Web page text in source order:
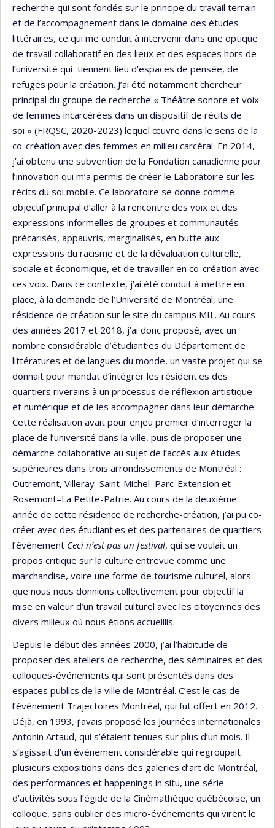
recherche qui sont fondés sur le principe du travail terrain
et de l’accompagnement dans le domaine des études
littéraires, ce qui me conduit à intervenir dans une optique
de travail collaboratif en des lieux et des espaces hors de
l’université qui tiennent lieu d’espaces de pensée, de
refuges pour la création. J’ai été notamment chercheur
principal du groupe de recherche « Théâtre sonore et voix
de femmes incarcérées dans un dispositif de récits de
soi » (FRQSC, 2020-2023) lequel œuvre dans le sens de la
co-création avec des femmes en milieu carcéral. En 2014,
j’ai obtenu une subvention de la Fondation canadienne pour
l’innovation qui m’a permis de créer le Laboratoire sur les
récits du soi mobile. Ce laboratoire se donne comme
objectif principal d’aller à la rencontre des voix et des
expressions informelles de groupes et communautés
précarisés, appauvris, marginalisés, en butte aux
expressions du racisme et de la dévaluation culturelle,
sociale et économique, et de travailler en co-création avec
ces voix. Dans ce contexte, j’ai été conduit à mettre en
place, à la demande de l’Université de Montréal, une
résidence de création sur le site du campus MIL. Au cours
des années 2017 et 2018, j’ai donc proposé, avec un
nombre considérable d’étudiant·es du Département de
littératures et de langues du monde, un vaste projet qui se
donnait pour mandat d’intégrer les résident·es des
quartiers riverains à un processus de réflexion artistique
et numérique et de les accompagner dans leur démarche.
Cette réalisation avait pour enjeu premier d’interroger la
place de l’université dans la ville, puis de proposer une
démarche collaborative au sujet de l’accès aux études
supérieures dans trois arrondissements de Montréal :
Outremont, Villeray–Saint-Michel–Parc-Extension et
Rosemont–La Petite-Patrie. Au cours de la deuxième
année de cette résidence de recherche-création, j’ai pu co-
créer avec des étudiant·es et des partenaires de quartiers
l’événement Ceci n’est pas un festival, qui se voulait un
propos critique sur la culture entrevue comme une
marchandise, voire une forme de tourisme culturel, alors
que nous nous donnions collectivement pour objectif la
mise en valeur d’un travail culturel avec les citoyen·nes des
divers milieux où nous étions accueillis.
Depuis le début des années 2000, j’ai l’habitude de
proposer des ateliers de recherche, des séminaires et des
colloques-événements qui sont présentés dans des
espaces publics de la ville de Montréal. C’est le cas de
l’événement Trajectoires Montréal, qui fut offert en 2012.
Déjà, en 1993, j’avais proposé les Journées internationales
Antonin Artaud, qui s’étaient tenues sur plus d’un mois. Il
s’agissait d’un événement considérable qui regroupait
plusieurs expositions dans des galeries d’art de Montréal,
des performances et happenings in situ, une série
d’activités sous l’égide de la Cinémathèque québécoise, un
colloque, sans oublier des micro-événements qui virent le